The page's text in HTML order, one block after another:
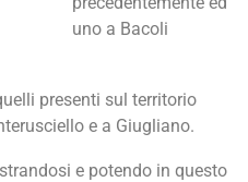
uno a Bacoli
presenti sul territorio
e a Giugliano.
e potendo in questo